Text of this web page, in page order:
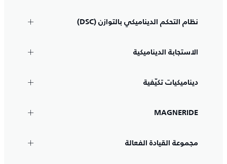
نظام التحكم الديناميكي بالتوازن (DSC)
الاستجابة الديناميكية
ديناميكيات تكيّفية
MAGNERIDE
مجموعة القيادة الفعالة